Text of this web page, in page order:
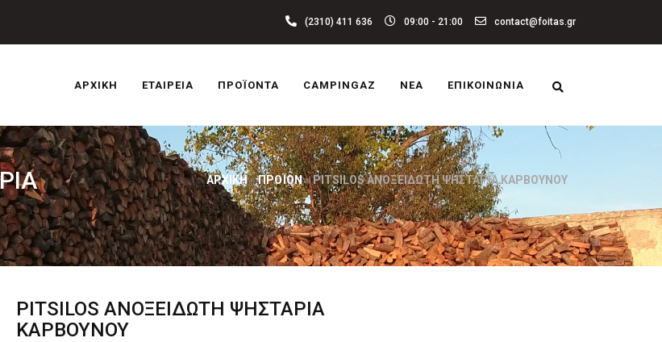
(2310) 411 636 09:00 - 21:00 contact@foitas.gr
ΑΡΧΙΚΉ ΕΤΑΙΡΕΊΑ ΠΡΟΪΌΝΤΑ CAMPINGAZ ΝΈΑ ΕΠΙΚΟΙΝΩΝΊΑ
ΑΡΧΙΚΉ»ΠΡΟΪΌΝ»PITSILOS ΑΝΟΞΕΙΔΩΤΗ ΨΗΣΤΑΡΙΑ ΚΑΡΒΟΥΝΟΥ
PITSILOS ΑΝΟΞΕΙΔΩΤΗ ΨΗΣΤΑΡΙΑ
ΚΑΡΒΟΥΝΟΥ